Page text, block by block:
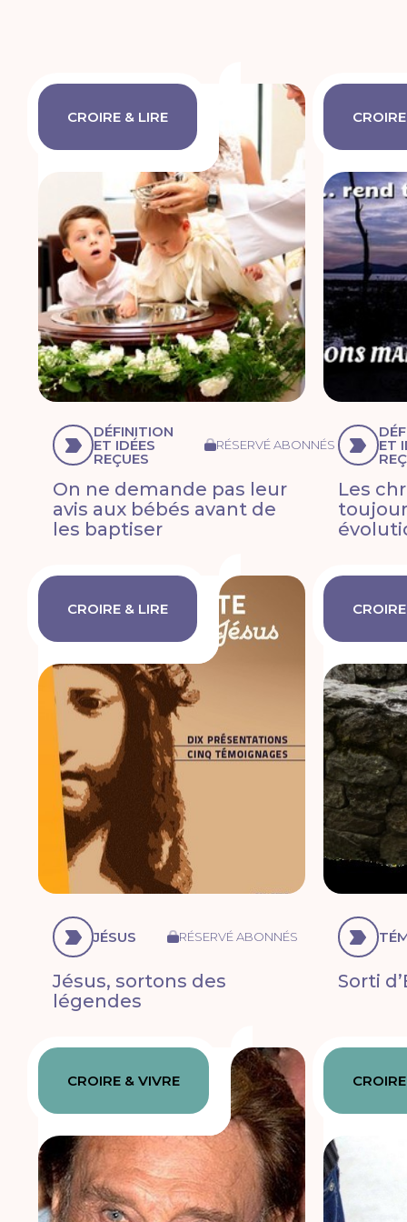
CROIRE & LIRE
DÉFINITION
ET IDÉES
REÇUES
RÉSERVÉ ABONNÉS
On ne demande pas leur
avis aux bébés avant de
les baptiser
ET
Les
CROIRE & LIRE
JÉSUS RÉSERVÉ ABONNÉS
Jésus, sortons des
légendes
Sorti
CROIRE & VIVRE